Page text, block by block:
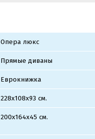
Опера люкс
Прямые диваны
Еврокнижка
228х108х93 см.
200х164х45 см.